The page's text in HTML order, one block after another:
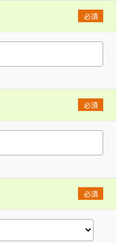
必須
必須
必須